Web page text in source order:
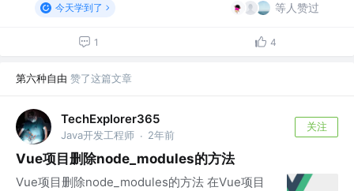
今天学到了 等人赞过
1 4
第六种自由 赞了这篇文章
TechExplorer365
Java开发工程师 · 2年前
关注
Vue项目删除node_modules的方法
Vue项目删除node_modules的方法 在Vue项目